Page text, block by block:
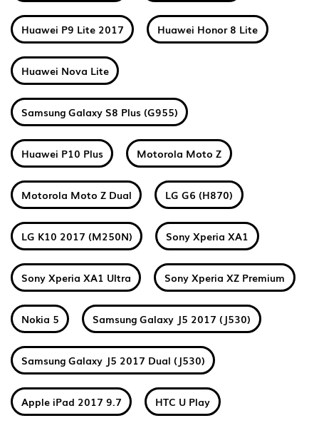
Huawei P9 Lite 2017 Huawei Honor 8 Lite
Huawei Nova Lite
Samsung Galaxy S8 Plus (G955)
Huawei P10 Plus Motorola Moto Z
Motorola Moto Z Dual LG G6 (H870)
LG K10 2017 (M250N) Sony Xperia XA1
Sony Xperia XA1 Ultra Sony Xperia XZ Premium
Nokia 5 Samsung Galaxy J5 2017 (J530)
Samsung Galaxy J5 2017 Dual (J530)
Apple iPad 2017 9.7 HTC U Play